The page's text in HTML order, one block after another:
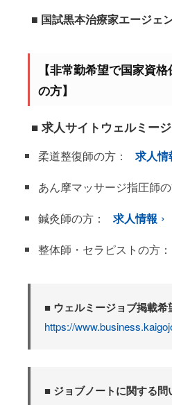
■ 国試黒本治療家エージェ
【非常勤希望で国家資
の方】
■ 求人サイトウェルミー
柔道整復師の方：
求人情
あん摩マッサージ指圧師の
鍼灸師の方：
求人情報
整体師・セラピストの方：
■ ウェルミージョブ掲載
https://
■ ジョブノートに関する問